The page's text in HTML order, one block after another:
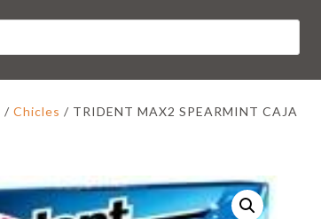
/ Chicles / TRIDENT MAX2 SPEARMINT CAJA